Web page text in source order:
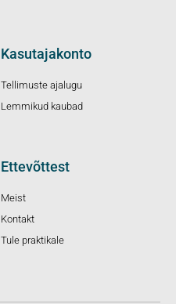
Kasutajakonto
Tellimuste ajalugu
Lemmikud kaubad
Ettevõttest
Meist
Kontakt
Tule praktikale